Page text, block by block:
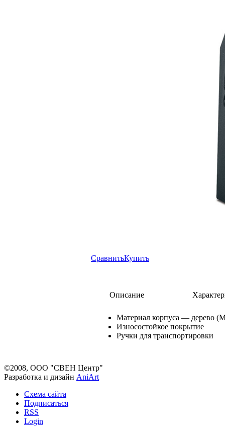
СравнитьКупить
Описание
Материал корпуса — дерево
Износостойкое покрытие
Ручки для транспортировки
©2008, ООО "СВЕН Центр"
Разработка и дизайн AniArt
Схема сайта
Подписаться
RSS
Login